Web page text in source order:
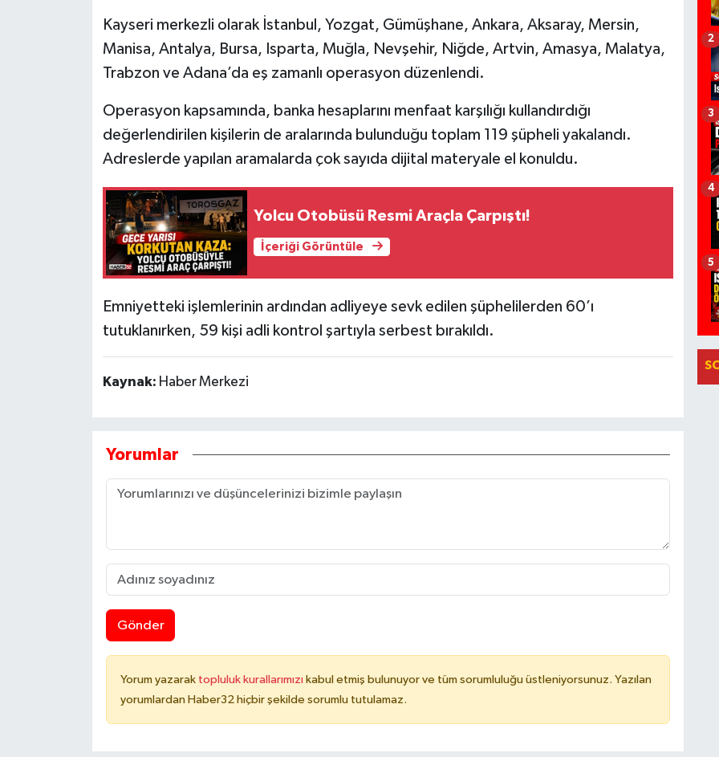
Kayseri merkezli olarak İstanbul, Yozgat, Gümüşhane, Ankara, Aksaray, Mersin,
Manisa, Antalya, Bursa, Isparta, Muğla, Nevşehir, Niğde, Artvin, Amasya, Malatya,
Trabzon ve Adana’da eş zamanlı operasyon düzenlendi.
Operasyon kapsamında, banka hesaplarını menfaat karşılığı kullandırdığı
değerlendirilen kişilerin de aralarında bulunduğu toplam 119 şüpheli yakalandı.
Adreslerde yapılan aramalarda çok sayıda dijital materyale el konuldu.
Yolcu Otobüsü Resmi Araçla Çarpıştı!
İçeriği Görüntüle
Emniyetteki işlemlerinin ardından adliyeye sevk edilen şüphelilerden 60’ı
tutuklanırken, 59 kişi adli kontrol şartıyla serbest bırakıldı.
Kaynak: Haber Merkezi
Yorumlar
Gönder
Yorum yazarak topluluk kurallarımızı kabul etmiş bulunuyor ve tüm sorumluluğu üstleniyorsunuz. Yazılan
yorumlardan Haber32 hiçbir şekilde sorumlu tutulamaz.
2
3
4
5